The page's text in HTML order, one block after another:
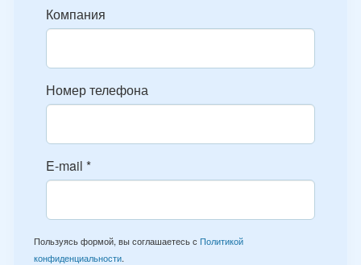
Компания
Номер телефона
E-mail *
Пользуясь формой, вы соглашаетесь с Политикой
конфиденциальности.